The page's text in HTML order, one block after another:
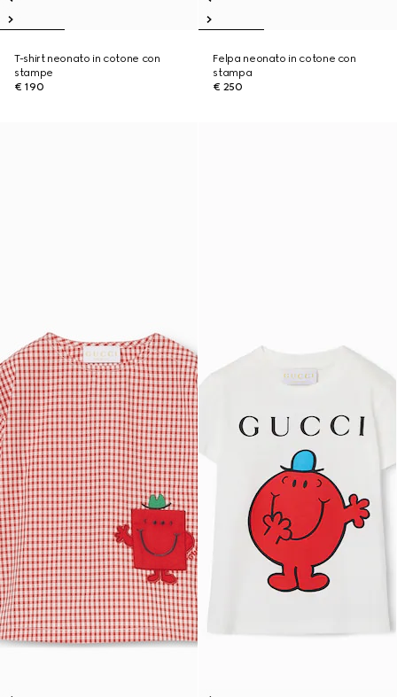
T-shirt neonato in cotone con
stampe
€ 190
Felpa neonato in cotone con
stampa
€ 250